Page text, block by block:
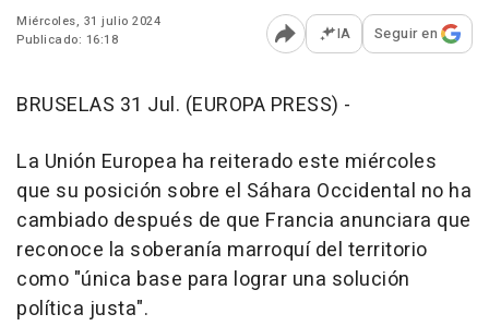
Miércoles, 31 julio 2024
Publicado: 16:18
Abrir opciones para
IA Seguir en
BRUSELAS 31 Jul. (EUROPA PRESS) -
La Unión Europea ha reiterado este miércoles
que su posición sobre el Sáhara Occidental no ha
cambiado después de que Francia anunciara que
reconoce la soberanía marroquí del territorio
como "única base para lograr una solución
política justa".